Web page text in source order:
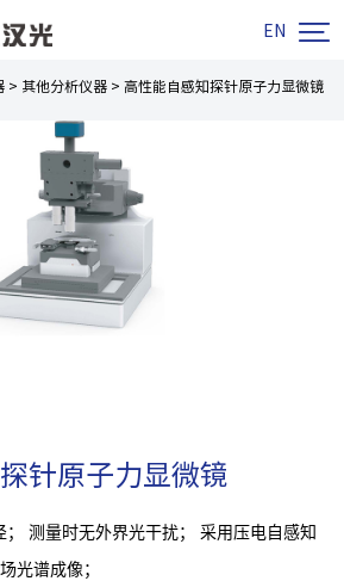
EN 
> 其他分析仪器 > 高性能自感知探针原子力显微镜
针原子力显微镜
； 测量时无外界光干扰； 采用压电自感知
光谱成像；